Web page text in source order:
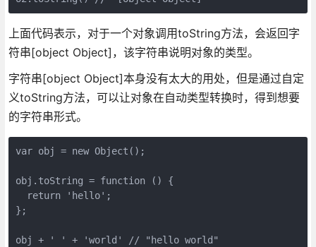
上面代码表示，对于一个对象调用toString方法，会返回字
符串[object Object]，该字符串说明对象的类型。
字符串[object Object]本身没有太大的用处，但是通过自定
义toString方法，可以让对象在自动类型转换时，得到想要
的字符串形式。
var obj = new Object();
obj.toString = function () {
  return 'hello';
};